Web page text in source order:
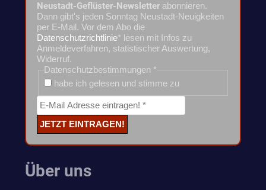
Neustadt-Geflüster-Newsletter abonnieren.
Dann gibt's jeden Sonntag Neustadt-Neuigkeiten
per E-Mail. Vor dem Abo die
Datenschutzrichtlinie* lesen mit Infos zu
Anmeldeverfahren, statistischer Auswertung,
Widerruf.
Datenschutzbestimmungen *
habe ich gelesen und stimme zu
Über uns